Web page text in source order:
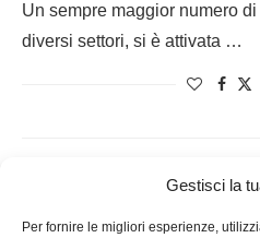
Gestisci la
Per fornire le migliori esperienze,
­Un sempre maggior numero
diversi settori, si è attivata …